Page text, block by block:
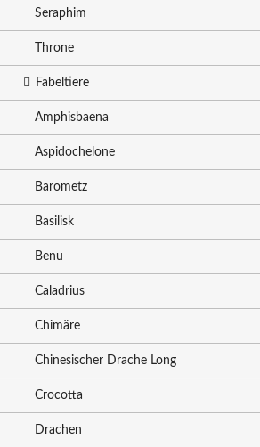
Seraphim
Throne
Fabeltiere
Amphisbaena
Aspidochelone
Barometz
Basilisk
Benu
Caladrius
Chimäre
Chinesischer Drache Long
Crocotta
Drachen